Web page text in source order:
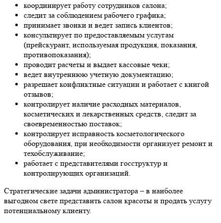
координирует работу сотрудников салона;
следит за соблюдением рабочего графика;
принимает звонки и ведет запись клиентов;
консультирует по предоставляемым услугам
(прейскурант, используемая продукция, показания,
противопоказания);
проводит расчеты и выдает кассовые чеки;
ведет внутреннюю учетную документацию;
разрешает конфликтные ситуации и работает с книгой
отзывов;
контролирует наличие расходных материалов,
косметических и лекарственных средств, следит за
своевременностью поставок;
контролирует исправность косметологического
оборудования, при необходимости организует ремонт и
техобслуживание;
работает с представителями госструктур и
контролирующих организаций.
Стратегические задачи администратора – в наиболее
выгодном свете представить салон красоты и продать услугу
потенциальному клиенту.